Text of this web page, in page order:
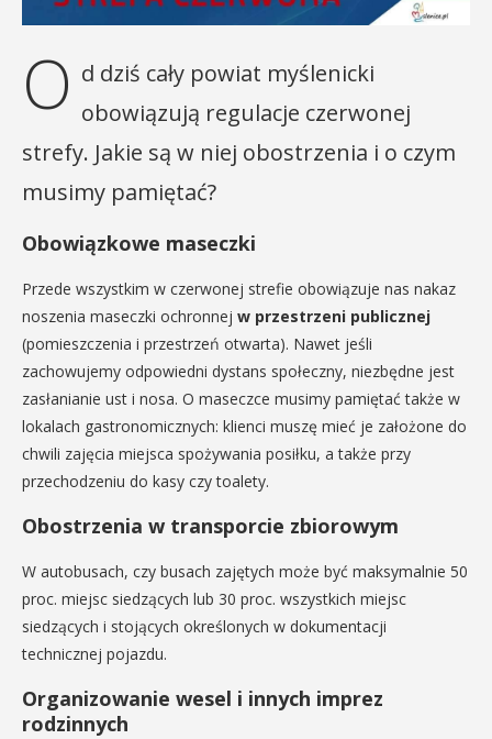
O d dziś cały powiat myślenicki
obowiązują regulacje czerwonej
strefy. Jakie są w niej obostrzenia i o czym
musimy pamiętać?
Obowiązkowe maseczki
Przede wszystkim w czerwonej strefie obowiązuje nas nakaz
noszenia maseczki ochronnej w przestrzeni publicznej
(pomieszczenia i przestrzeń otwarta). Nawet jeśli
zachowujemy odpowiedni dystans społeczny, niezbędne jest
zasłanianie ust i nosa. O maseczce musimy pamiętać także w
lokalach gastronomicznych: klienci muszę mieć je założone do
chwili zajęcia miejsca spożywania posiłku, a także przy
przechodzeniu do kasy czy toalety.
Obostrzenia w transporcie zbiorowym
W autobusach, czy busach zajętych może być maksymalnie 50
proc. miejsc siedzących lub 30 proc. wszystkich miejsc
siedzących i stojących określonych w dokumentacji
technicznej pojazdu.
Organizowanie wesel i innych imprez
rodzinnych